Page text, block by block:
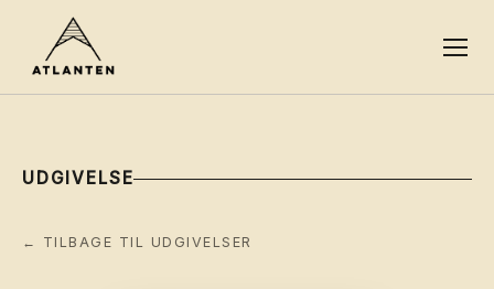
UDGIVELSE
← TILBAGE TIL UDGIVELSER